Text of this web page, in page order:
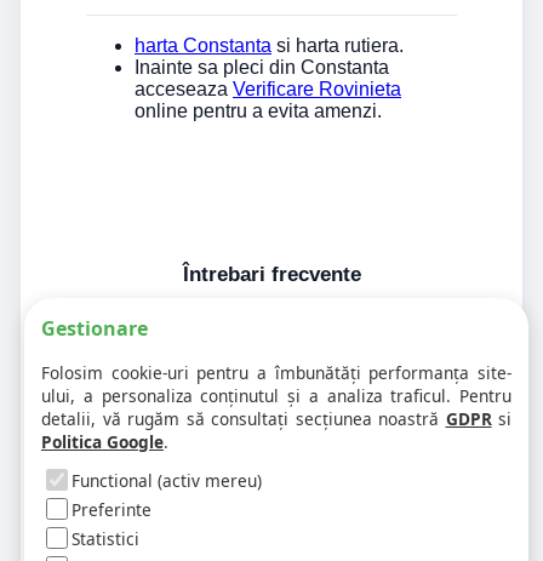
harta Constanta si harta rutiera.
Inainte sa pleci din Constanta
acceseaza Verificare Rovinieta
online pentru a evita amenzi.
Întrebari frecvente
funcție de numar?
2. Pot exista mai multe coduri postale
pe aceeasi strada?
3. Cum gasesc rapid codul postal
Gestionare
Folosim cookie-uri pentru a îmbunătăți performanța site-
ului, a personaliza conținutul și a analiza traficul. Pentru
detalii, vă rugăm să consultați secțiunea noastră GDPRsi
Politica Google.
Functional (activ mereu)
Preferinte
Statistici